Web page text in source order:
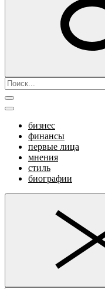
бизнес
финансы
первые лица
мнения
стиль
биографии